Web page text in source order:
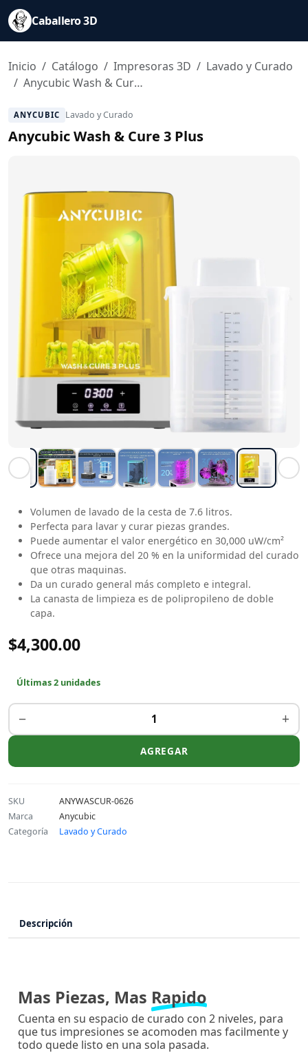
Caballero 3D
Inicio Catálogo Impresoras 3D
Lavado y Curado
Anycubic Wash & Cure 3 Plus
ANYCUBIC Lavado y Curado
Anycubic Wash & Cure 3 Plus
Volumen de lavado de la cesta de 7.6 litros.
Perfecta para lavar y curar piezas grandes.
Puede aumentar el valor energético en 30,000 uW/cm²
Ofrece una mejora del 20 % en la uniformidad del curado
que otras maquinas.
Da un curado general más completo e integral.
La canasta de limpieza es de polipropileno de doble
capa.
$4,300.00
Últimas 2 unidades
− +
AGREGAR
SKU
ANYWASCUR-0626
Marca
Anycubic
Categoría
Lavado y Curado
Descripción
Mas Piezas, Mas Rapido
Cuenta en su espacio de curado con 2 niveles, para
que tus impresiones se acomoden mas facilmente y
todo quede listo en una sola pasada.